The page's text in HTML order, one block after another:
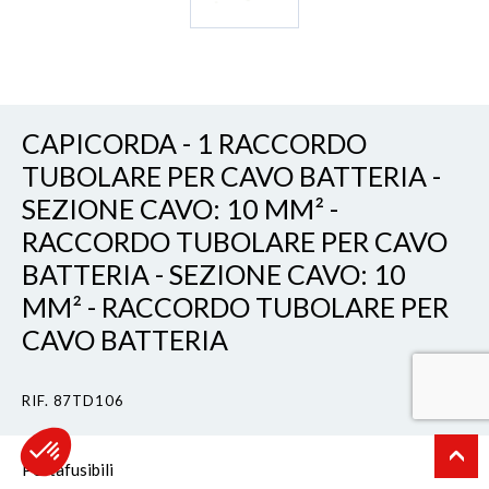
CAPICORDA - 1 RACCORDO
TUBOLARE PER CAVO BATTERIA -
SEZIONE CAVO: 10 MM² -
RACCORDO TUBOLARE PER CAVO
BATTERIA - SEZIONE CAVO: 10
MM² - RACCORDO TUBOLARE PER
CAVO BATTERIA
RIF. 87TD106
Portafusibili